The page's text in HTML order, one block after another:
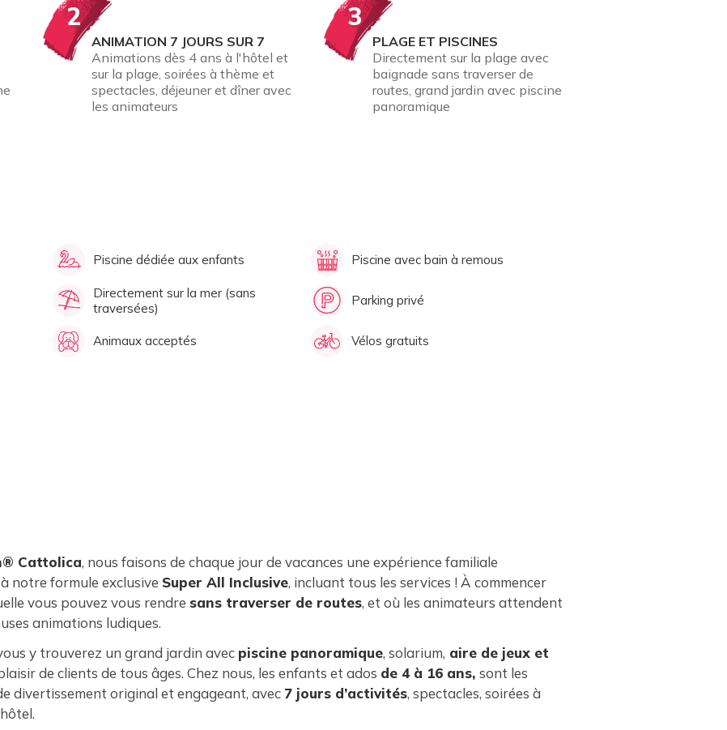
2
ANIMATION 7 JOURS SUR 7
Animations dès 4 ans à l'hôtel et
sur la plage, soirées à thème et
spectacles, déjeuner et dîner avec
les animateurs
3
PLAGE ET PISCINES
Directement sur la plage avec
baignade sans traverser de
routes, grand jardin avec piscine
panoramique
Piscine dédiée aux enfants Piscine avec bain à remous
Directement sur la mer (sans
traversées)
Parking privé
Animaux acceptés Vélos gratuits
Cattolica, nous faisons de chaque jour de vacances une expérience familiale
notre formule exclusive Super All Inclusive, incluant tous les services ! À commencer
vous pouvez vous rendre sans traverser de routes, et où les animateurs attendent
animations ludiques.
y trouverez un grand jardin avec piscine panoramique, solarium, aire de jeux et
de clients de tous âges. Chez nous, les enfants et ados de 4 à 16 ans, sont les
divertissement original et engageant, avec 7 jours d’activités, spectacles, soirées à